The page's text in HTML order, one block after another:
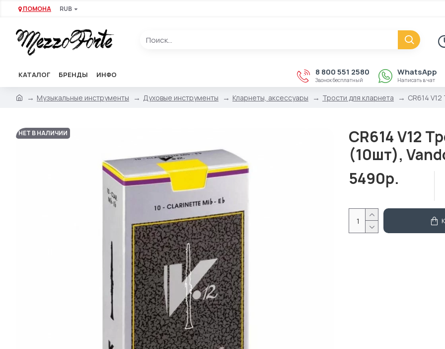
ПОМОНА RUB
КАТАЛОГ БРЕНДЫ ИНФО 8 800 551 2580
Звонок бесплатный
WhatsApp
Написать в чат
Музыкальные инструменты Духовые инструменты Кларнеты, аксессуары Трости для кларнета CR614
НЕТ В НАЛИЧИИ
CR614 V12
(10шт),
5490р.